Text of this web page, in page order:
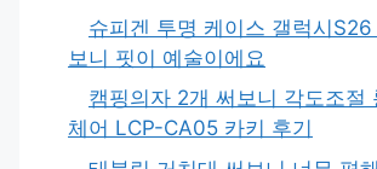
슈피겐 투명 케이스 갤럭시S26
보니 핏이 예술이에요
캠핑의자 2개 써보니 각도조절
체어 LCP-CA05 카키 후기